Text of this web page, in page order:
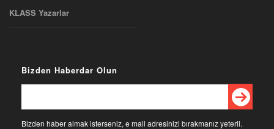
KLASS Yazarlar
Bizden Haberdar Olun
Bizden haber almak isterseniz, e mail adresinizi bırakmanız yeterli.